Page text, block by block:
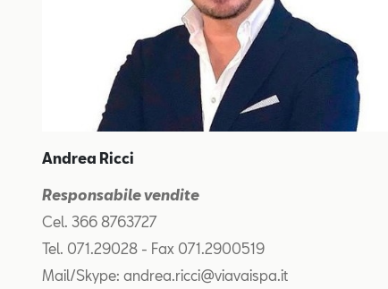
Andrea Ricci
Responsabile vendite
Cel. 366 8763727
Tel. 071.29028 - Fax 071.2900519
Mail/Skype: andrea.ricci@viavaispa.it